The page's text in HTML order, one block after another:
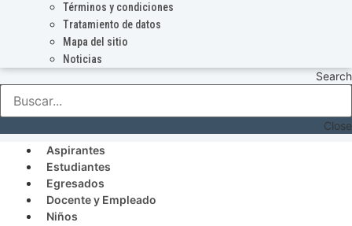
Términos y condiciones
Tratamiento de datos
Mapa del sitio
Noticias
Search
Close
Aspirantes
Estudiantes
Egresados
Docente y Empleado
Niños